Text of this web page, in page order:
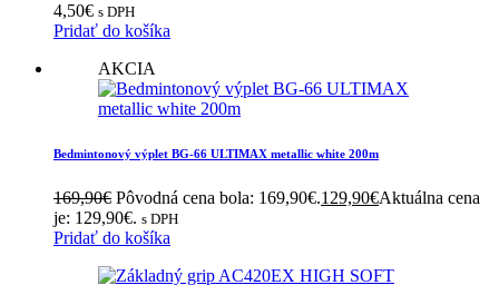
4,50€ s DPH
Pridať do košíka
AKCIA
Bedmintonový výplet BG-66 ULTIMAX metallic white 200m
169,90€ Pôvodná cena bola: 169,90€.129,90€Aktuálna cena
je: 129,90€. s DPH
Pridať do košíka